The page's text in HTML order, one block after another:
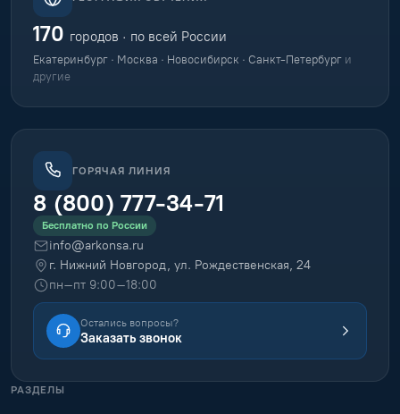
170 городов · по всей России
Екатеринбург · Москва · Новосибирск · Санкт-Петербург и
другие
ГОРЯЧАЯ ЛИНИЯ
8 (800) 777-34-71
Бесплатно по России
info@arkonsa.ru
г. Нижний Новгород, ул. Рождественская, 24
пн–пт 9:00–18:00
Остались вопросы?
Заказать звонок
РАЗДЕЛЫ